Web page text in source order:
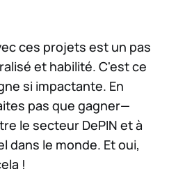
ces projets est un pas
et habilité. C'est ce
si impactante. En
pas que gagner—
le secteur DePIN et à
dans le monde. Et oui,
!